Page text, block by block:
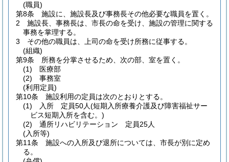
(職員)
第8条
施設に、施設長及び事務長その他必要な職員を置く。
2
施設長、事務長は、市長の命を受け、施設の管理に関する
事務を掌理する。
3
その他の職員は、上司の命を受け所務に従事する。
(組織)
第9条
所務を分掌させるため、次の部、室を置く。
(1)
医療部
(2)
事務室
(利用定員)
第10条
施設利用の定員は次のとおりとする。
(1)
入所 定員50人(短期入所療養介護及び障害福祉サー
ビス短期入所を含む。)
(2)
通所リハビリテーション 定員25人
(入所等)
第11条
施設への入所及び退所については、市長が別に定め
る。